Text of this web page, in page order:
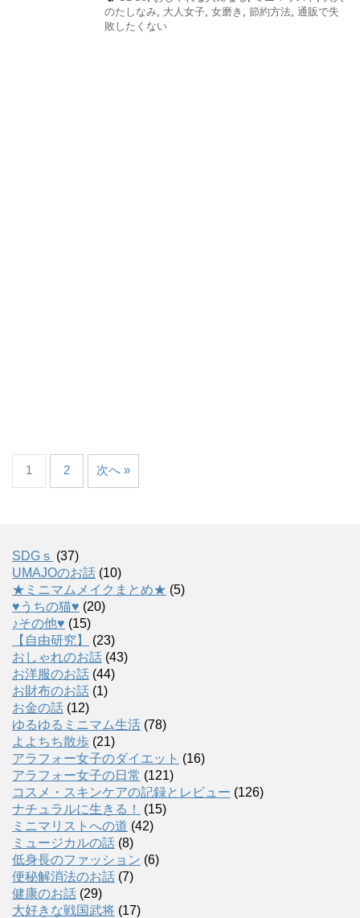
のたしなみ 大人女子 女磨き 節約方法 通販で失
敗したくない
1 2 次へ »
SDGｓ (37)
UMAJOのお話 (10)
★ミニマムメイクまとめ★ (5)
♥うちの猫♥ (20)
♪その他♥ (15)
【自由研究】
(23)
おしゃれのお話 (43)
お洋服のお話 (44)
お財布のお話 (1)
お金の話 (12)
ゆるゆるミニマム生活 (78)
よよちち散歩 (21)
アラフォー女子のダイエット (16)
アラフォー女子の日常 (121)
コスメ・スキンケアの記録とレビュー (126)
ナチュラルに生きる！
(15)
ミニマリストへの道 (42)
ミュージカルの話 (8)
低身長のファッション (6)
便秘解消法のお話 (7)
健康のお話 (29)
大好きな戦国武将 (17)